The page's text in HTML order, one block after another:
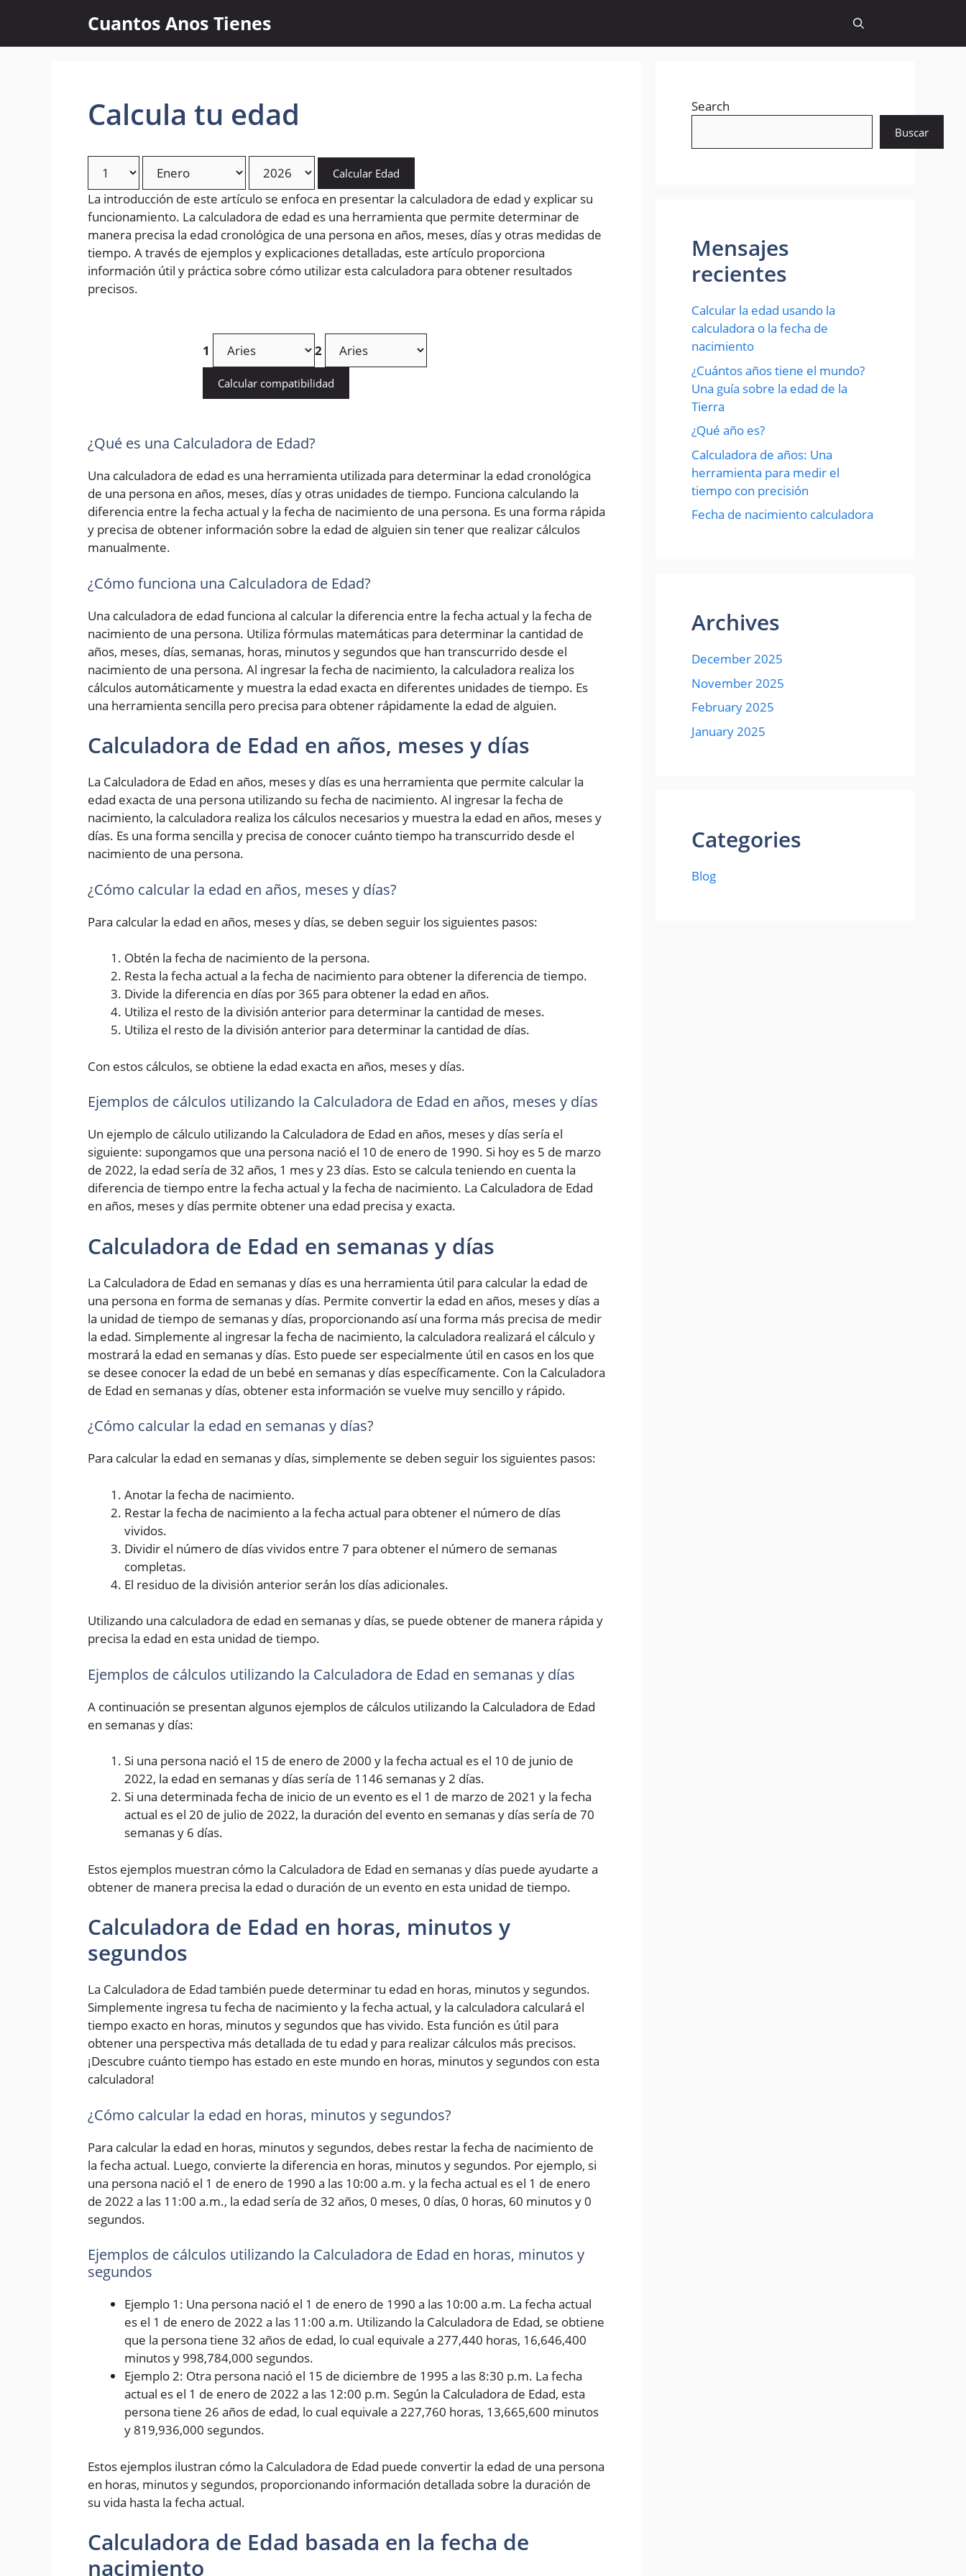
content
Cuantos Anos Tienes
Calcula tu edad
Calcular Edad
La introducción de este artículo se enfoca en presentar la calculadora de edad y explicar su
funcionamiento. La calculadora de edad es una herramienta que permite determinar de
manera precisa la edad cronológica de una persona en años, meses, días y otras medidas de
tiempo. A través de ejemplos y explicaciones detalladas, este artículo proporciona
información útil y práctica sobre cómo utilizar esta calculadora para obtener resultados
precisos.
1 2
Calcular compatibilidad
¿Qué es una Calculadora de Edad?
Una calculadora de edad es una herramienta utilizada para determinar la edad cronológica
de una persona en años, meses, días y otras unidades de tiempo. Funciona calculando la
diferencia entre la fecha actual y la fecha de nacimiento de una persona. Es una forma rápida
y precisa de obtener información sobre la edad de alguien sin tener que realizar cálculos
manualmente.
¿Cómo funciona una Calculadora de Edad?
Una calculadora de edad funciona al calcular la diferencia entre la fecha actual y la fecha de
nacimiento de una persona. Utiliza fórmulas matemáticas para determinar la cantidad de
años, meses, días, semanas, horas, minutos y segundos que han transcurrido desde el
nacimiento de una persona. Al ingresar la fecha de nacimiento, la calculadora realiza los
cálculos automáticamente y muestra la edad exacta en diferentes unidades de tiempo. Es
una herramienta sencilla pero precisa para obtener rápidamente la edad de alguien.
Calculadora de Edad en años, meses y días
La Calculadora de Edad en años, meses y días es una herramienta que permite calcular la
edad exacta de una persona utilizando su fecha de nacimiento. Al ingresar la fecha de
nacimiento, la calculadora realiza los cálculos necesarios y muestra la edad en años, meses y
días. Es una forma sencilla y precisa de conocer cuánto tiempo ha transcurrido desde el
nacimiento de una persona.
¿Cómo calcular la edad en años, meses y días?
Para calcular la edad en años, meses y días, se deben seguir los siguientes pasos:
Obtén la fecha de nacimiento de la persona.
Resta la fecha actual a la fecha de nacimiento para obtener la diferencia de tiempo.
Divide la diferencia en días por 365 para obtener la edad en años.
Utiliza el resto de la división anterior para determinar la cantidad de meses.
Utiliza el resto de la división anterior para determinar la cantidad de días.
Con estos cálculos, se obtiene la edad exacta en años, meses y días.
Ejemplos de cálculos utilizando la Calculadora de Edad en años, meses y días
Un ejemplo de cálculo utilizando la Calculadora de Edad en años, meses y días sería el
siguiente: supongamos que una persona nació el 10 de enero de 1990. Si hoy es 5 de marzo
de 2022, la edad sería de 32 años, 1 mes y 23 días. Esto se calcula teniendo en cuenta la
diferencia de tiempo entre la fecha actual y la fecha de nacimiento. La Calculadora de Edad
en años, meses y días permite obtener una edad precisa y exacta.
Calculadora de Edad en semanas y días
La Calculadora de Edad en semanas y días es una herramienta útil para calcular la edad de
una persona en forma de semanas y días. Permite convertir la edad en años, meses y días a
la unidad de tiempo de semanas y días, proporcionando así una forma más precisa de medir
la edad. Simplemente al ingresar la fecha de nacimiento, la calculadora realizará el cálculo y
mostrará la edad en semanas y días. Esto puede ser especialmente útil en casos en los que
se desee conocer la edad de un bebé en semanas y días específicamente. Con la Calculadora
de Edad en semanas y días, obtener esta información se vuelve muy sencillo y rápido.
¿Cómo calcular la edad en semanas y días?
Para calcular la edad en semanas y días, simplemente se deben seguir los siguientes pasos:
Anotar la fecha de nacimiento.
Restar la fecha de nacimiento a la fecha actual para obtener el número de días
vividos.
Dividir el número de días vividos entre 7 para obtener el número de semanas
completas.
El residuo de la división anterior serán los días adicionales.
Utilizando una calculadora de edad en semanas y días, se puede obtener de manera rápida y
precisa la edad en esta unidad de tiempo.
Ejemplos de cálculos utilizando la Calculadora de Edad en semanas y días
A continuación se presentan algunos ejemplos de cálculos utilizando la Calculadora de Edad
en semanas y días:
Si una persona nació el 15 de enero de 2000 y la fecha actual es el 10 de junio de
2022, la edad en semanas y días sería de 1146 semanas y 2 días.
Si una determinada fecha de inicio de un evento es el 1 de marzo de 2021 y la fecha
actual es el 20 de julio de 2022, la duración del evento en semanas y días sería de 70
semanas y 6 días.
Estos ejemplos muestran cómo la Calculadora de Edad en semanas y días puede ayudarte a
obtener de manera precisa la edad o duración de un evento en esta unidad de tiempo.
Calculadora de Edad en horas, minutos y
segundos
La Calculadora de Edad también puede determinar tu edad en horas, minutos y segundos.
Simplemente ingresa tu fecha de nacimiento y la fecha actual, y la calculadora calculará el
tiempo exacto en horas, minutos y segundos que has vivido. Esta función es útil para
obtener una perspectiva más detallada de tu edad y para realizar cálculos más precisos.
¡Descubre cuánto tiempo has estado en este mundo en horas, minutos y segundos con esta
calculadora!
¿Cómo calcular la edad en horas, minutos y segundos?
Para calcular la edad en horas, minutos y segundos, debes restar la fecha de nacimiento de
la fecha actual. Luego, convierte la diferencia en horas, minutos y segundos. Por ejemplo, si
una persona nació el 1 de enero de 1990 a las 10:00 a.m. y la fecha actual es el 1 de enero
de 2022 a las 11:00 a.m., la edad sería de 32 años, 0 meses, 0 días, 0 horas, 60 minutos y 0
segundos.
Ejemplos de cálculos utilizando la Calculadora de Edad en horas, minutos y
segundos
Ejemplo 1: Una persona nació el 1 de enero de 1990 a las 10:00 a.m. La fecha actual
es el 1 de enero de 2022 a las 11:00 a.m. Utilizando la Calculadora de Edad, se obtiene
que la persona tiene 32 años de edad, lo cual equivale a 277,440 horas, 16,646,400
minutos y 998,784,000 segundos.
Ejemplo 2: Otra persona nació el 15 de diciembre de 1995 a las 8:30 p.m. La fecha
actual es el 1 de enero de 2022 a las 12:00 p.m. Según la Calculadora de Edad, esta
persona tiene 26 años de edad, lo cual equivale a 227,760 horas, 13,665,600 minutos
y 819,936,000 segundos.
Estos ejemplos ilustran cómo la Calculadora de Edad puede convertir la edad de una persona
en horas, minutos y segundos, proporcionando información detallada sobre la duración de
su vida hasta la fecha actual.
Calculadora de Edad basada en la fecha de
nacimiento
Search
Buscar
Mensajes
recientes
Calcular la edad usando la
calculadora o la fecha de
nacimiento
¿Cuántos años tiene el mundo?
Una guía sobre la edad de la
Tierra
¿Qué año es?
Calculadora de años: Una
herramienta para medir el
tiempo con precisión
Fecha de nacimiento calculadora
Archives
December 2025
November 2025
February 2025
January 2025
Categories
Blog